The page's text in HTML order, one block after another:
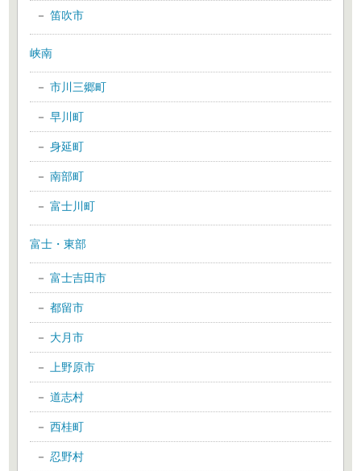
笛吹市
峡南
市川三郷町
早川町
身延町
南部町
富士川町
富士・東部
富士吉田市
都留市
大月市
上野原市
道志村
西桂町
忍野村